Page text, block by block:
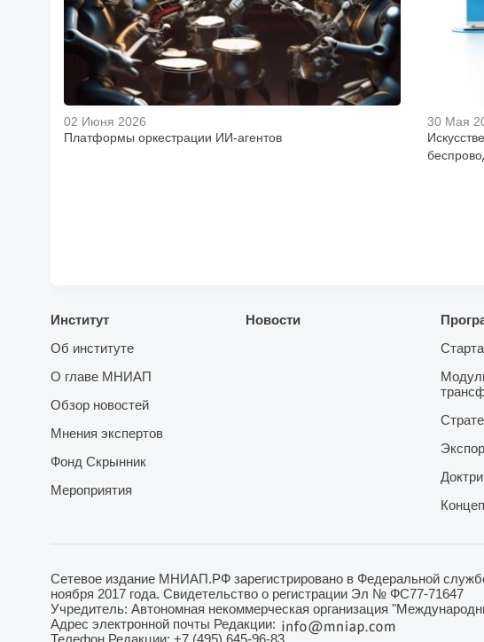
02 Июня 2026
Платформы оркестрации ИИ-агентов
30 Мая
Институт
Об институте
О главе МНИАП
Обзор новостей
Мнения экспертов
Фонд Скрынник
Мероприятия
Новости
Сетевое издание МНИАП.РФ зарегистрировано в Федеральной
ноября 2017 года. Свидетельство о регистрации Эл № ФС77-71647
Учредитель: Автономная некоммерческая организация
Адрес электронной почты Редакции: